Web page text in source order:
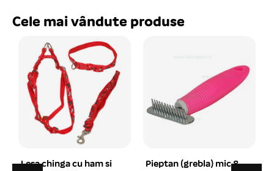
Cele mai vândute produse
Pieptan (grebla) mic 8
Culcus dreptunghiular